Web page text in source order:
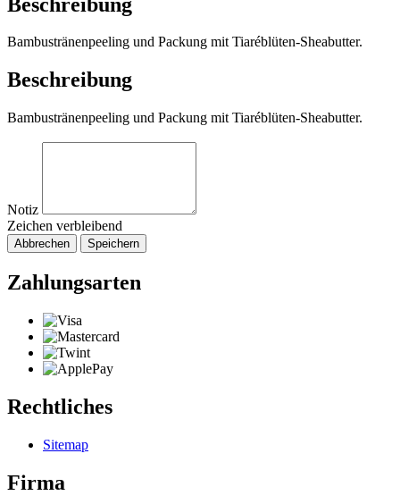
Bambustränenpeeling und Packung mit Tiaréblüten-Sheabutter.
Beschreibung
Bambustränenpeeling und Packung mit Tiaréblüten-Sheabutter.
Notiz
Zeichen verbleibend
Abbrechen Speichern
Zahlungsarten
Rechtliches
Sitemap
Firma